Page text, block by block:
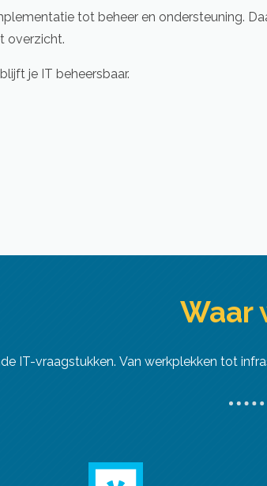
tot beheer en ondersteuning.
overzicht.
je IT beheersbaar.
Waar
IT-vraagstukken. Van werkplekken tot